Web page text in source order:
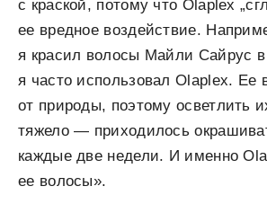
с краской, потому что Olaplex
ее вредное воздействие.
я красил волосы Майли Сайрус
я часто использовал Olaplex. Ее
от природы, поэтому осветлить
тяжело — приходилось
каждые две недели. И именно
ее волосы».